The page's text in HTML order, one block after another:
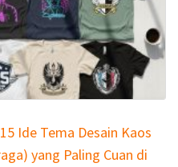
Ide Tema Desain Kaos
yang Paling Cuan di